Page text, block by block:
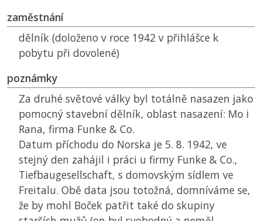
zaměstnání
dělník (doloženo v roce 1942 v přihlášce k
pobytu při dovolené)
poznámky
Za druhé světové války byl totálně nasazen jako
pomocný stavební dělník, oblast nasazení: Mo i
Rana, firma Funke & Co.
Datum příchodu do Norska je 5. 8. 1942, ve
stejný den zahájil i práci u firmy Funke & Co.,
Tiefbaugesellschaft, s domovským sídlem ve
Freitalu. Obě data jsou totožná, domníváme se,
že by mohl Boček patřit také do skupiny